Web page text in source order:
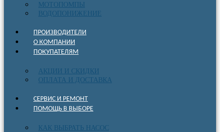
МОТОПОМПЫ
ВОДОПОНИЖЕНИЕ
ПРОИЗВОДИТЕЛИ
О КОМПАНИИ
ПОКУПАТЕЛЯМ
АКЦИИ И СКИДКИ
ОПЛАТА И ДОСТАВКА
СЕРВИС И РЕМОНТ
ПОМОЩЬ В ВЫБОРЕ
КАК ВЫБРАТЬ НАСОС